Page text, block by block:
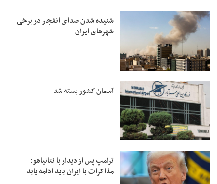
شنیده شدن صدای انفجار در برخی
شهرهای ایران
آسمان کشور بسته شد
ترامپ پس از دیدار با نتانیاهو:
مذاکرات با ایران باید ادامه یابد